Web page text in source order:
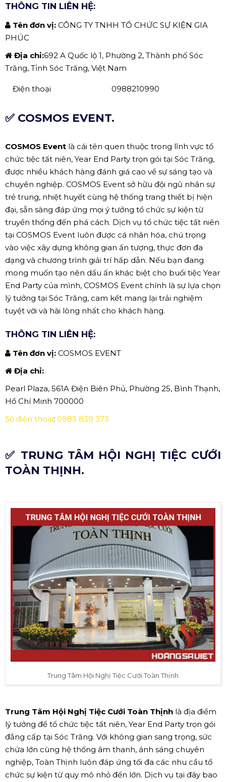
THÔNG TIN LIÊN HỆ:
Tên đơn vị: CÔNG TY TNHH TỔ CHỨC SỰ KIỆN GIA
PHÚC
Địa chỉ:692 A Quốc lộ 1, Phường 2, Thành phố Sóc
Trăng, Tỉnh Sóc Trăng, Việt Nam
Điện thoại 0988210990
✅ COSMOS EVENT.
COSMOS Event là cái tên quen thuộc trong lĩnh vực tổ
chức tiệc tất niên, Year End Party trọn gói tại Sóc Trăng,
được nhiều khách hàng đánh giá cao về sự sáng tạo và
chuyên nghiệp. COSMOS Event sở hữu đội ngũ nhân sự
trẻ trung, nhiệt huyết cùng hệ thống trang thiết bị hiện
đại, sẵn sàng đáp ứng mọi ý tưởng tổ chức sự kiện từ
truyền thống đến phá cách. Dịch vụ tổ chức tiệc tất niên
tại COSMOS Event luôn được cá nhân hóa, chú trọng
vào việc xây dựng không gian ấn tượng, thực đơn đa
dạng và chương trình giải trí hấp dẫn. Nếu bạn đang
mong muốn tạo nên dấu ấn khác biệt cho buổi tiệc Year
End Party của mình, COSMOS Event chính là sự lựa chọn
lý tưởng tại Sóc Trăng, cam kết mang lại trải nghiệm
tuyệt vời và hài lòng nhất cho khách hàng.
THÔNG TIN LIÊN HỆ:
Tên đơn vị: COSMOS EVENT
Địa chỉ:
Pearl Plaza, 561A Điện Biên Phủ, Phường 25, Bình Thạnh,
Hồ Chí Minh 700000
Số điện thoại: 0983 839 373
✅ TRUNG TÂM HỘI NGHỊ TIỆC CƯỚI
TOÀN THỊNH.
Trung Tâm Hội Nghị Tiệc Cưới Toàn Thịnh
Trung Tâm Hội Nghị Tiệc Cưới Toàn Thịnh là địa điểm
lý tưởng để tổ chức tiệc tất niên, Year End Party trọn gói
đẳng cấp tại Sóc Trăng. Với không gian sang trọng, sức
chứa lớn cùng hệ thống âm thanh, ánh sáng chuyên
nghiệp, Toàn Thịnh luôn đáp ứng tối đa các nhu cầu tổ
chức sự kiện từ quy mô nhỏ đến lớn. Dịch vụ tại đây bao